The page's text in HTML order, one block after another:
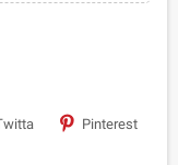
Pinterest